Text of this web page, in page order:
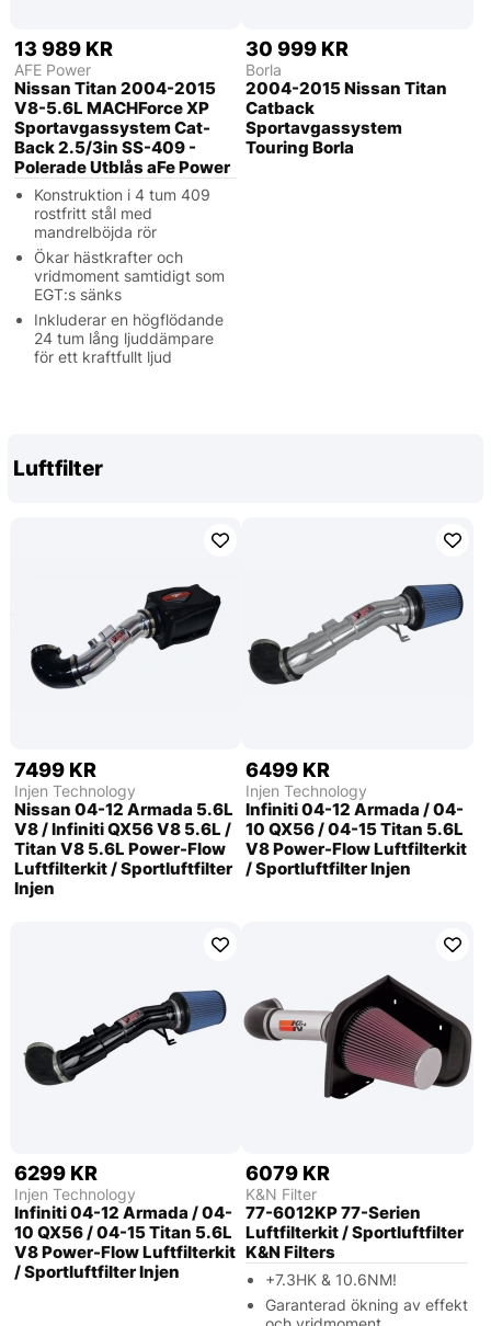
13 989 KR
AFE Power
Nissan Titan 2004-2015
V8-5.6L MACHForce XP
Sportavgassystem Cat-
Back 2.5/3in SS-409 -
Polerade Utblås aFe Power
Konstruktion i 4 tum 409
rostfritt stål med
mandrelböjda rör
Ökar hästkrafter och
vridmoment samtidigt som
EGT:s sänks
Inkluderar en högflödande
24 tum lång ljuddämpare
för ett kraftfullt ljud
30 999 KR
Borla
2004-2015 Nissan Titan
Catback
Sportavgassystem
Touring Borla
Luftfilter
7499 KR
Injen Technology
Nissan 04-12 Armada 5.6L
V8 / Infiniti QX56 V8 5.6L /
Titan V8 5.6L Power-Flow
Luftfilterkit / Sportluftfilter
Injen
6499 KR
Injen Technology
Infiniti 04-12 Armada / 04-
10 QX56 / 04-15 Titan 5.6L
V8 Power-Flow Luftfilterkit
/ Sportluftfilter Injen
6299 KR
Injen Technology
Infiniti 04-12 Armada / 04-
10 QX56 / 04-15 Titan 5.6L
V8 Power-Flow Luftfilterkit
/ Sportluftfilter Injen
6079 KR
K&N Filter
77-6012KP 77-Serien
Luftfilterkit / Sportluftfilter
K&N Filters
+7.3HK & 10.6NM!
Garanterad ökning av effekt